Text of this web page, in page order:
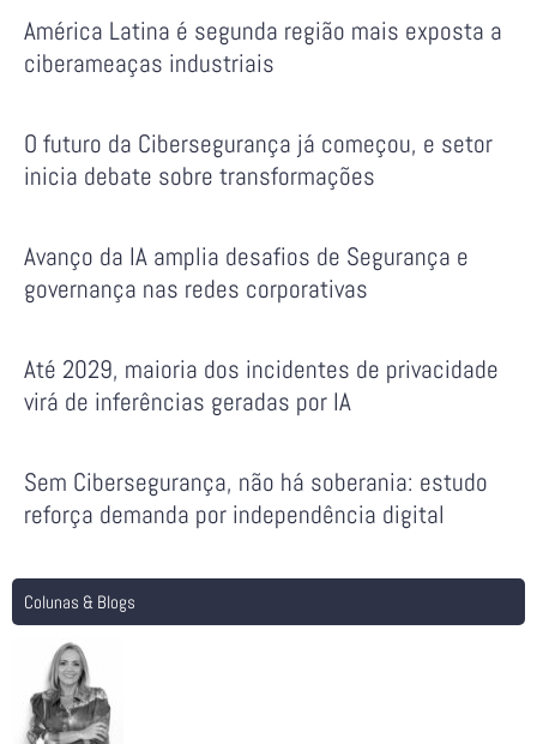
América Latina é segunda região mais exposta a
ciberameaças industriais
O futuro da Cibersegurança já começou, e setor
inicia debate sobre transformações
Avanço da IA amplia desafios de Segurança e
governança nas redes corporativas
Até 2029, maioria dos incidentes de privacidade
virá de inferências geradas por IA
Sem Cibersegurança, não há soberania: estudo
reforça demanda por independência digital
Colunas & Blogs